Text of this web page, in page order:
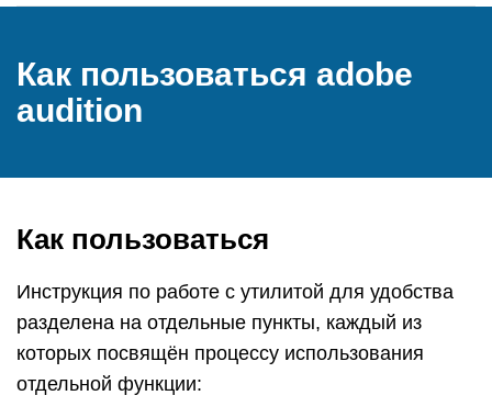
Как пользоваться adobe
audition
Как пользоваться
Инструкция по работе с утилитой для удобства
разделена на отдельные пункты, каждый из
которых посвящён процессу использования
отдельной функции: